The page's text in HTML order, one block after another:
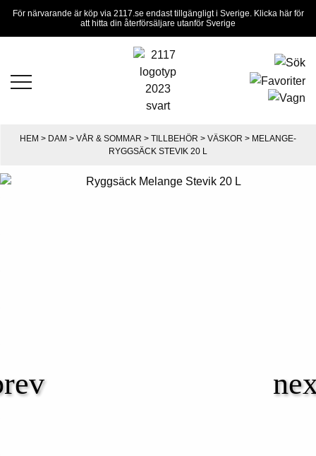
För närvarande är köp via 2117.se endast tillgängligt i Sverige. Klicka här för
att hitta din återförsäljare utanför Sverige
HEM > DAM > VÅR & SOMMAR > TILLBEHÖR > VÄSKOR > MELANGE-
RYGGSÄCK STEVIK 20 L